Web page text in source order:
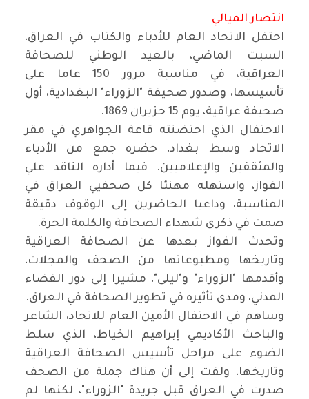
انتصار الميالي
احتفل الاتحاد العام للأدباء والكتاب في العراق،
السبت الماضي، بالعيد الوطني للصحافة
العراقية، في مناسبة مرور 150 عاما على
تأسيسها، وصدور صحيفة "الزوراء" البغدادية، أول
صحيفة عراقية، يوم 15 حزيران 1869.
الاحتفال الذي احتضنته قاعة الجواهري في مقر
الاتحاد وسط بغداد، حضره جمع من الأدباء
والمثقفين والإعلاميين. فيما أداره الناقد علي
الفواز، واستهله مهنئا كل صحفيي العراق في
المناسبة، وداعيا الحاضرين إلى الوقوف دقيقة
صمت في ذكرى شهداء الصحافة والكلمة الحرة.
وتحدث الفواز بعدها عن الصحافة العراقية
وتاريخها ومطبوعاتها من الصحف والمجلات،
وأقدمها "الزوراء" و"ليلى"، مشيرا إلى دور الفضاء
المدني، ومدى تأثيره في تطوير الصحافة في العراق.
وساهم في الاحتفال الأمين العام للاتحاد، الشاعر
والباحث الأكاديمي إبراهيم الخياط، الذي سلط
الضوء على مراحل تأسيس الصحافة العراقية
وتاريخها، ولفت إلى أن هناك جملة من الصحف
صدرت في العراق قبل جريدة "الزوراء"، لكنها لم